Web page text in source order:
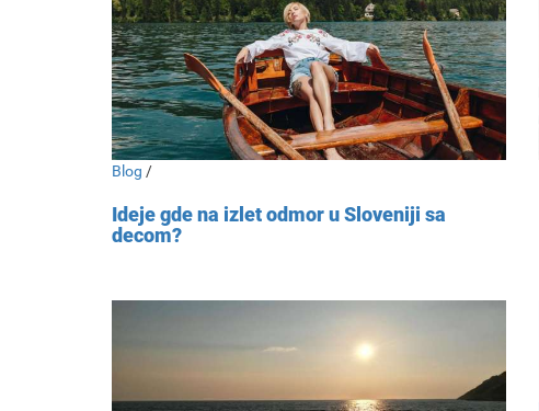
Blog /
Ideje gde na izlet odmor u Sloveniji sa
decom?